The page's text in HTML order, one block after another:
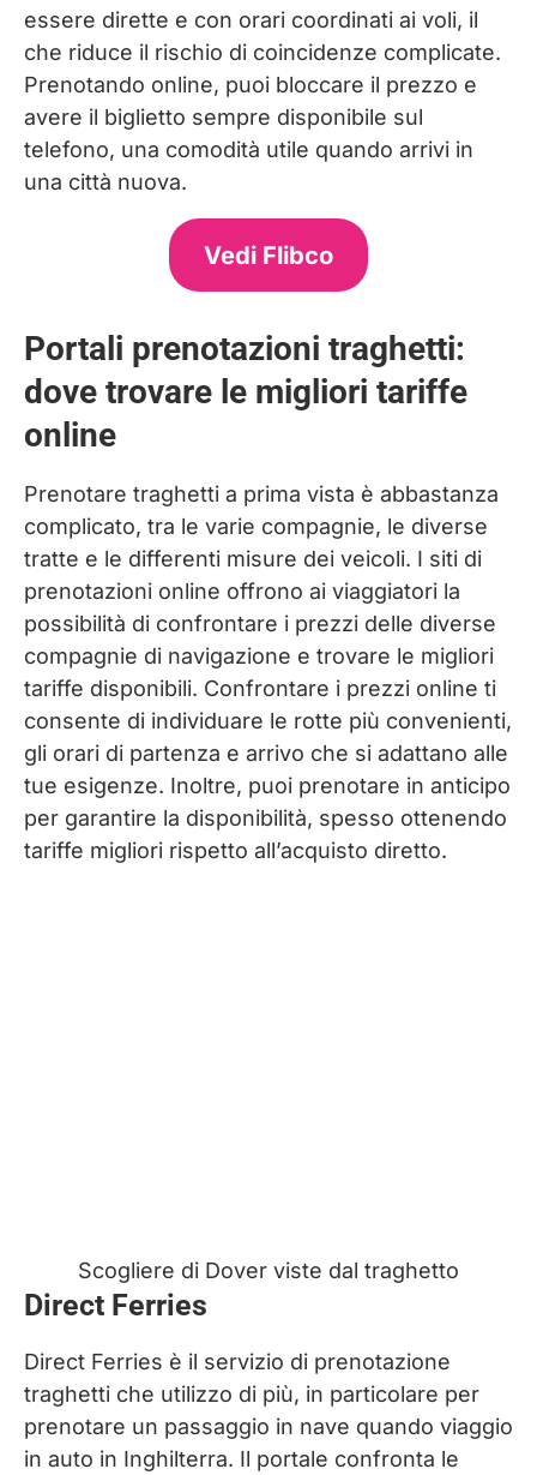
essere dirette e con orari coordinati ai voli, il
che riduce il rischio di coincidenze complicate.
Prenotando online, puoi bloccare il prezzo e
avere il biglietto sempre disponibile sul
telefono, una comodità utile quando arrivi in
una città nuova.
Vedi Flibco
Portali prenotazioni traghetti:
dove trovare le migliori tariffe
online
Prenotare traghetti a prima vista è abbastanza
complicato, tra le varie compagnie, le diverse
tratte e le differenti misure dei veicoli. I siti di
prenotazioni online offrono ai viaggiatori la
possibilità di confrontare i prezzi delle diverse
compagnie di navigazione e trovare le migliori
tariffe disponibili. Confrontare i prezzi online ti
consente di individuare le rotte più convenienti,
gli orari di partenza e arrivo che si adattano alle
tue esigenze. Inoltre, puoi prenotare in anticipo
per garantire la disponibilità, spesso ottenendo
tariffe migliori rispetto all’acquisto diretto.
Scogliere di Dover viste dal traghetto
Direct Ferries
Direct Ferries è il servizio di prenotazione
traghetti che utilizzo di più, in particolare per
prenotare un passaggio in nave quando viaggio
in auto in Inghilterra. Il portale confronta le